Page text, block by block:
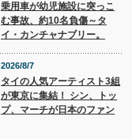
乗用車が幼児施設に突っこ
む事故、約10名負傷～タ
イ・カンチャナブリー。
2026/8/7
タイの人気アーティスト3組
が東京に集結！ シン、トッ
プ、マーチが日本のファン